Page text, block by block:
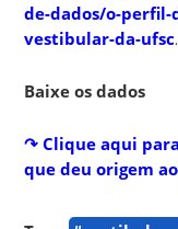
de-dados/o-perfil-
vestibular-da-ufsc.
Baixe os dados
​​​↷ Clique aqui
que deu origem